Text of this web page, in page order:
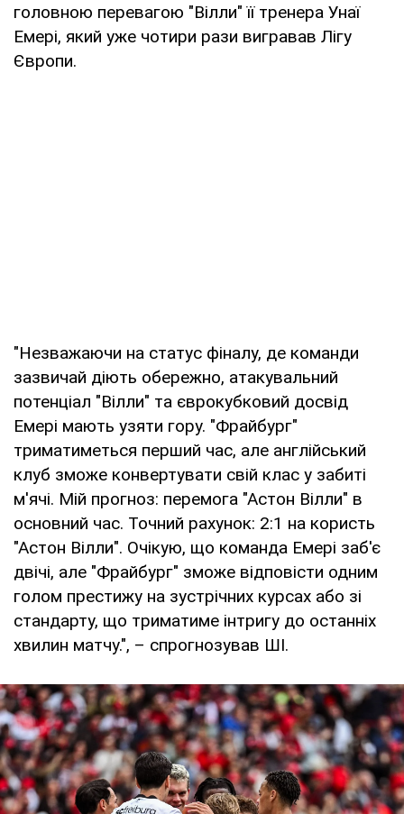
головною перевагою "Вілли" її тренера Унаї
Емері, який уже чотири рази вигравав Лігу
Європи.
"Незважаючи на статус фіналу, де команди
зазвичай діють обережно, атакувальний
потенціал "Вілли" та єврокубковий досвід
Емері мають узяти гору. "Фрайбург"
триматиметься перший час, але англійський
клуб зможе конвертувати свій клас у забиті
м'ячі. Мій прогноз: перемога "Астон Вілли" в
основний час. Точний рахунок: 2:1 на користь
"Астон Вілли". Очікую, що команда Емері заб'є
двічі, але "Фрайбург" зможе відповісти одним
голом престижу на зустрічних курсах або зі
стандарту, що триматиме інтригу до останніх
хвилин матчу.", – спрогнозував ШІ.